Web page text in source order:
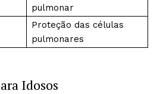
pulmonar
Proteção das células
pulmonares
Idosos